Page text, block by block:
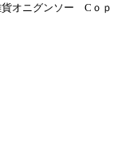
オニグンソー Cｏｐ